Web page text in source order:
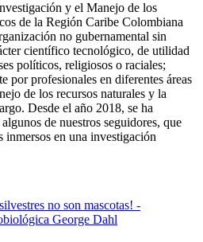
y el Manejo de los
de la Región Caribe Colombiana
no gubernamental sin
científico tecnológico, de utilidad
políticos, religiosos o raciales;
por profesionales en diferentes áreas
de los recursos naturales y la
Desde el año 2018, se ha
de nuestros seguidores, que
inmersos en una investigación